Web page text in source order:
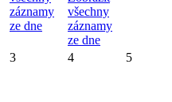
záznamy
ze dne
všechny
záznamy
ze dne
3 4 5